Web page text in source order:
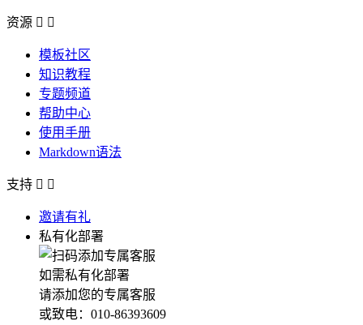
资源  
模板社区
知识教程
专题频道
帮助中心
使用手册
Markdown语法
支持  
邀请有礼
私有化部署
如需私有化部署
请添加您的专属客服
或致电：010-86393609